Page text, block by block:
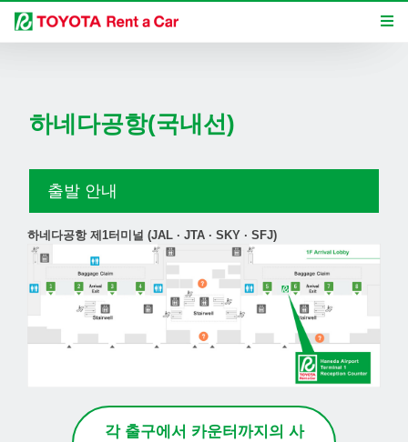
하네다공항(국내선)
출발 안내
하네다공항 제1터미널 (JAL · JTA · SKY · SFJ)
각 출구에서 카운터까지의 사